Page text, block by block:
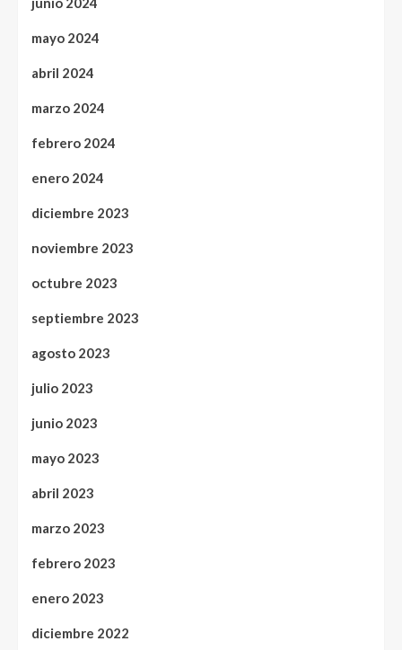
mayo 2024
abril 2024
marzo 2024
febrero 2024
enero 2024
diciembre 2023
noviembre 2023
octubre 2023
septiembre 2023
agosto 2023
julio 2023
junio 2023
mayo 2023
abril 2023
marzo 2023
febrero 2023
enero 2023
diciembre 2022